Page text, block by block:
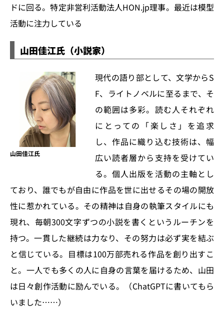
ドに回る。特定非営利活動法人HON.jp理事。最近は模型
活動に注力している
山田佳江氏（小説家）
山田佳江氏
現代の語り部として、文学からS
F、ライトノベルに至るまで、そ
の範囲は多彩。読む人それぞれ
にとっての「楽しさ」を追求
し、作品に織り込む技術は、幅
広い読者層から支持を受けてい
る。個人出版を活動の主軸とし
ており、誰でもが自由に作品を世に出せるその場の開放
性に惹かれている。その精神は自身の執筆スタイルにも
現れ、毎朝300文字ずつの小説を書くというルーチンを
持つ。一貫した継続は力なり、その努力は必ず実を結ぶ
と信じている。目標は100万部売れる作品を創り出すこ
と。一人でも多くの人に自身の言葉を届けるため、山田
は日々創作活動に励んでいる。（ChatGPTに書いてもら
いました……）